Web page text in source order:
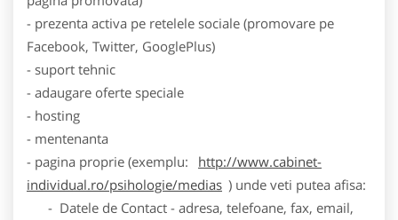
- prezenta activa pe retelele sociale (promovare pe
Facebook, Twitter, GooglePlus)
- suport tehnic
- adaugare oferte speciale
- hosting
- mentenanta
- pagina proprie (exemplu:
http://www.cabinet-
individual.ro/psihologie/medias ) unde veti putea afisa:
- Datele de Contact - adresa, telefoane, fax, email,